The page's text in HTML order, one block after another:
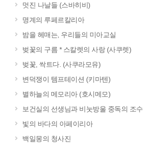
멋진 나날들 (스바히비)
명계의 루페르칼리아
밤을 헤매는, 우리들의 미아교실
벚꽃의 구름 * 스칼렛의 사랑 (사쿠렛)
벚꽃, 싹트다. (사쿠라모유)
변덕쟁이 템프테이션 (키마텐)
별하늘의 메모리아 (호시메모)
보건실의 선생님과 비눗방울 중독의 조수
빛의 바다의 아페이리아
백일몽의 청사진